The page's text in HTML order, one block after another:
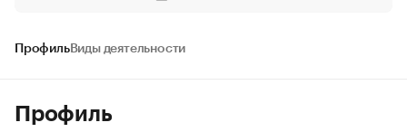
ПрофильВиды деятельности
Профиль